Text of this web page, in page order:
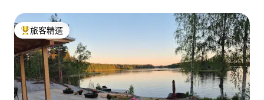
旅客精選榜首
旅客精選